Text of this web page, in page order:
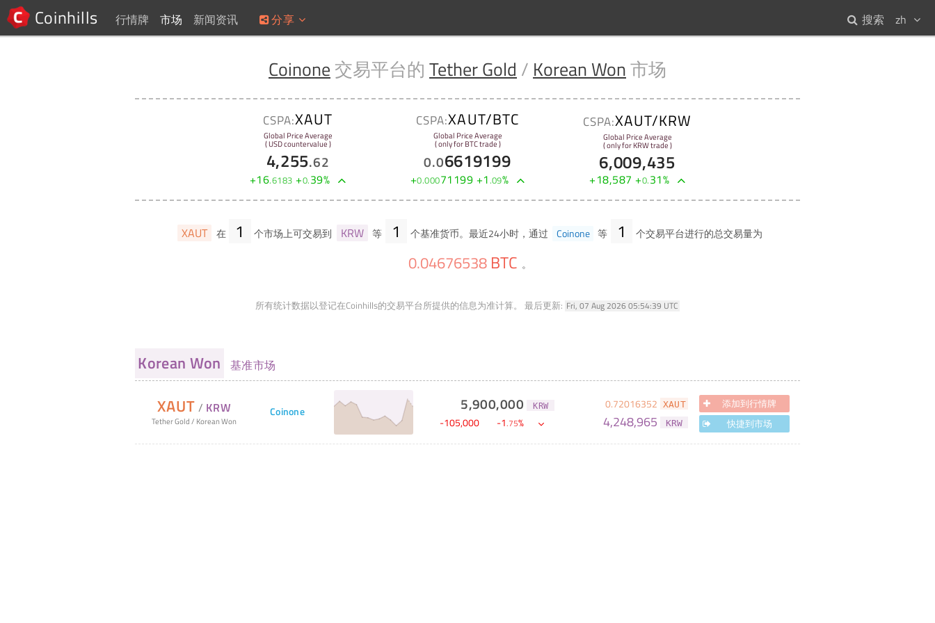
Coinhills 行情牌 市场 新闻资讯 分享 zh
搜索
Coinone 交易平台的 Tether Gold / Korean Won市场
CSPA:XAUT
Global Price Average
( USD countervalue )
4,255.62
+16.6183 +0.39%
CSPA:XAUT/BTC
Global Price Average
( only for BTC trade )
0.06619199
+0.00071199 +1.09%
CSPA:XAUT/KRW
Global Price Average
( only for KRW trade )
6,009,435
+18,587 +0.31%
XAUT 在 1 个市场上可交易到 KRW 等 1 个基准货币。最近24小时，通过 Coinone 等 1 个交易平台进行的总交易量为
0.04676538 BTC 。
所有统计数据以登记在Coinhills的交易平台所提供的信息为准计算。 最后更新: Fri, 07 Aug 2026 05:54:39 UTC
Korean Won 基准市场
XAUT / KRW
Tether Gold/ Korean Won
Coinone 5,900,000 KRW
-105,000 -1.75%
0.72016352 XAUT
4,248,965 KRW
添加到行情牌
快捷到市场